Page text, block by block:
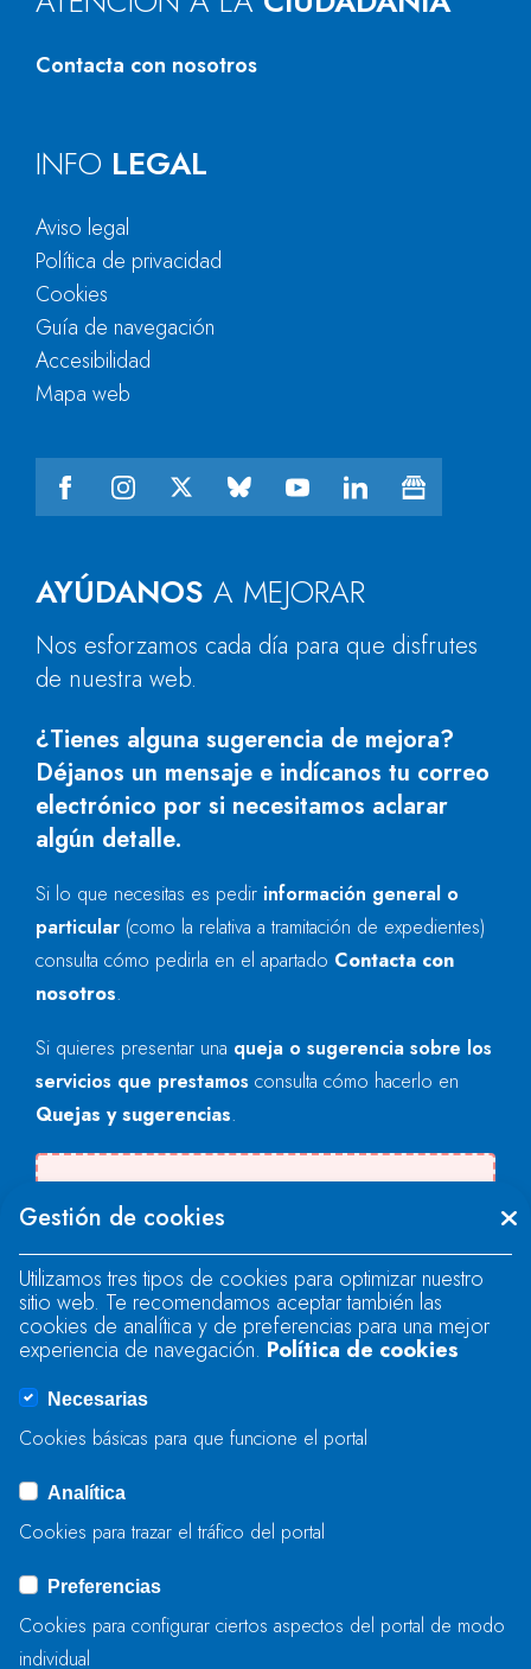
Contacta con nosotros
AYÚDANOS A MEJORAR
Nos esforzamos cada día para que disfrutes
de nuestra web.
¿Tienes alguna sugerencia de mejora?
Déjanos un mensaje e indícanos tu correo
electrónico por si necesitamos aclarar
algún detalle.
Si lo que necesitas es pedir información general o
particular (como la relativa a tramitación de expedientes)
consulta cómo pedirla en el apartado Contacta con
nosotros.
Si quieres presentar una queja o sugerencia sobre los
servicios que prestamos consulta cómo hacerlo en
Quejas y sugerencias.
"text".
Se produjo un error al cargar el campo
"text".
Se produjo un error al cargar el campo
ENVIAR
INFO LEGAL
Aviso legal
Política de privacidad
Cookies
Guía de navegación
Accesibilidad
Mapa web
Gestión de cookies
Utilizamos tres tipos de cookies para optimizar nuestro
sitio web. Te recomendamos aceptar también las
cookies de analítica y de preferencias para una mejor
experiencia de navegación. Política de cookies
Necesarias
Cookies básicas para que funcione el portal
Analítica
Cookies para trazar el tráfico del portal
Preferencias
Cookies para configurar ciertos aspectos del portal de modo
individual